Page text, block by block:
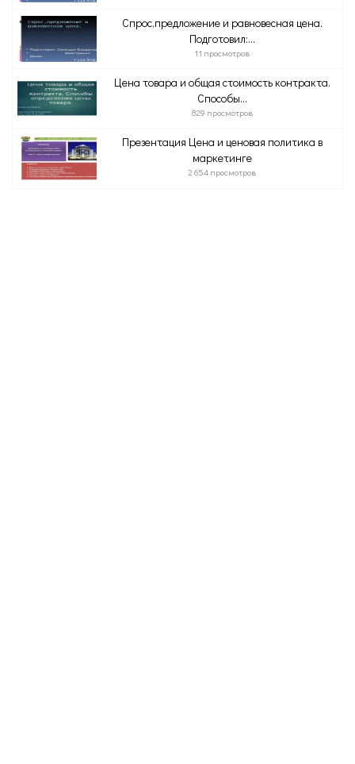
Спрос,предложение и равновесная цена.
Подготовил:...
11 просмотров
Цена товара и общая стоимость контракта.
Способы...
829 просмотров
Презентация Цена и ценовая политика в
маркетинге
2 654 просмотров